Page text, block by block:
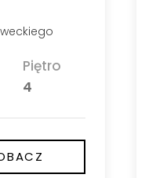
Piętro
4